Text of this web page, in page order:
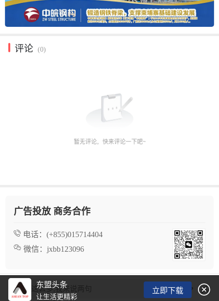
评论 (0)
广告投放 商务合作
电话： (+855)015714404
微信： jxbb123096
看了这么多,我来说两句
东盟头条
让生活更精彩
立即下载 